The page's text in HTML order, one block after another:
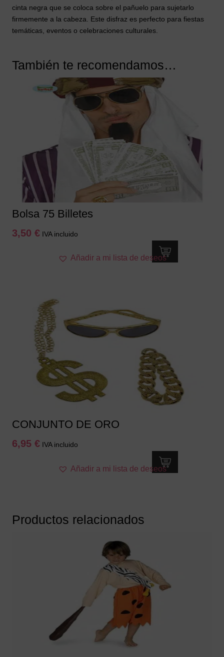
cinta negra que se coloca sobre el pañuelo para sujetarlo
firmemente a la cabeza. Este disfraz es perfecto para fiestas
temáticas, eventos o celebraciones culturales.
También te recomendamos…
Bolsa 75 Billetes
3,50 € IVA incluido
Añadir a mi lista de deseos
CONJUNTO DE ORO
6,95 € IVA incluido
Añadir a mi lista de deseos
Productos relacionados